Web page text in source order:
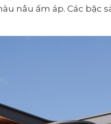
nâu ấm áp. Các bậc